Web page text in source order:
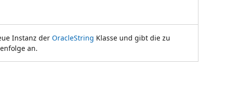
Instanz der OracleString Klasse und gibt die zu
an.